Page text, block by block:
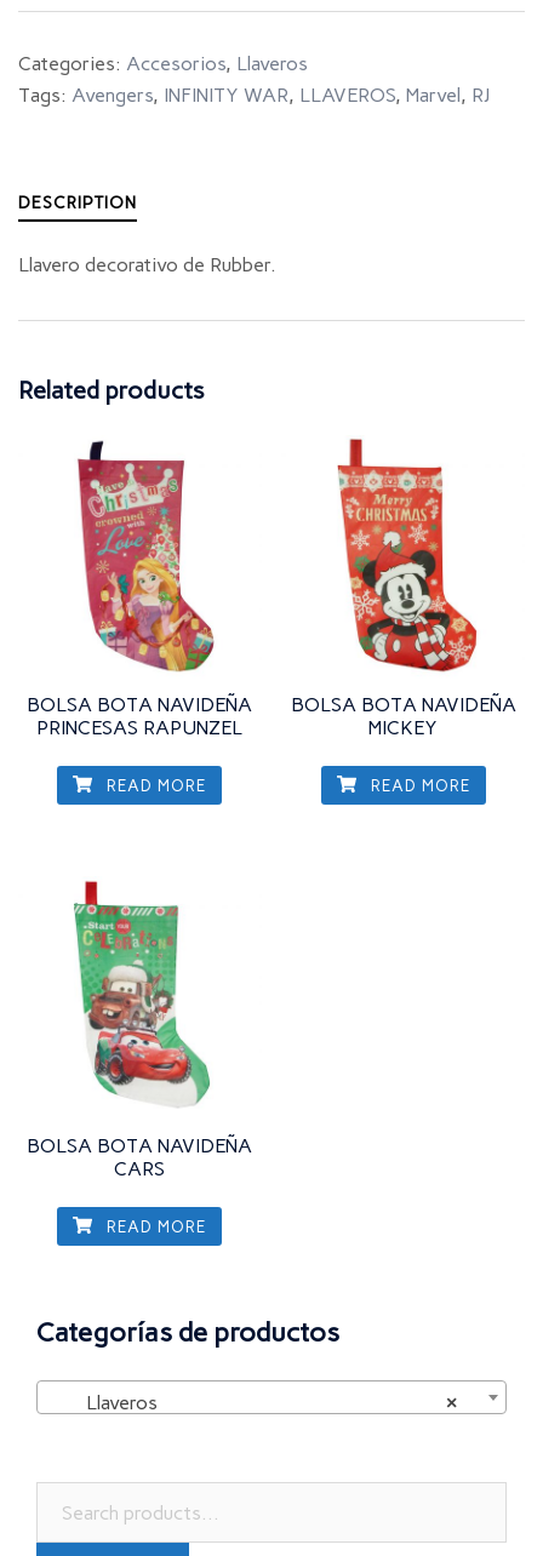
Categories: Accesorios, Llaveros
Tags: Avengers, INFINITY WAR, LLAVEROS, Marvel, RJ
DESCRIPTION
Llavero decorativo de Rubber.
Related products
BOLSA BOTA NAVIDEÑA
PRINCESAS RAPUNZEL
READ MORE
BOLSA BOTA NAVIDEÑA
MICKEY
READ MORE
BOLSA BOTA NAVIDEÑA
CARS
READ MORE
Categorías de productos
×
Llaveros
for: